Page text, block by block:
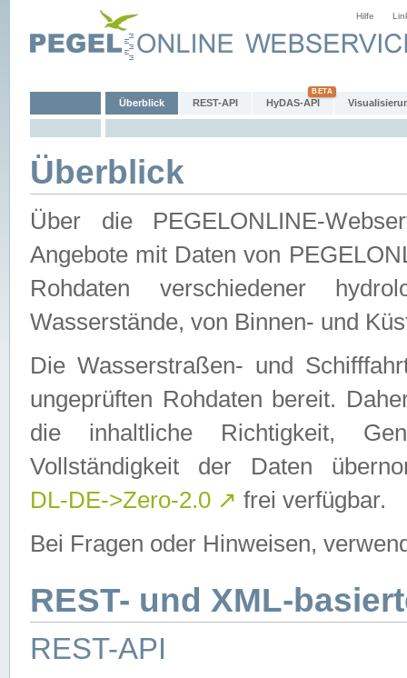
Hilfe
Überblick REST-API HyDAS-API
Überblick
Über die PEGELONLINE-
Angebote mit Daten von
Rohdaten verschiedener
Wasserstände, von Binnen- und
Die Wasserstraßen- und
ungeprüften Rohdaten bereit.
die inhaltliche Richtigkeit,
Vollständigkeit der Daten
DL-DE->Zero-2.0 ↗ frei verfügbar.
Bei Fragen oder Hinweisen,
REST- und XML-
REST-API